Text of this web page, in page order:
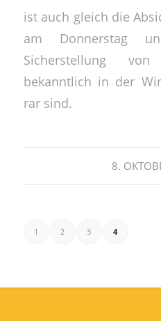
ist auch gleich die
am Donnerstag
Sicherstellung
bekanntlich in der
rar sind.
8.
1 2 3 4